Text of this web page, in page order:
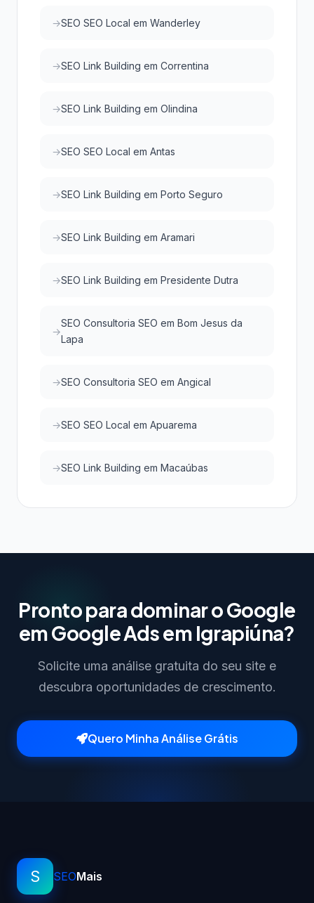
SEO SEO Local em Wanderley
SEO Link Building em Correntina
SEO Link Building em Olindina
SEO SEO Local em Antas
SEO Link Building em Porto Seguro
SEO Link Building em Aramari
SEO Link Building em Presidente Dutra
SEO Consultoria SEO em Bom Jesus da
Lapa
SEO Consultoria SEO em Angical
SEO SEO Local em Apuarema
SEO Link Building em Macaúbas
Pronto para dominar o Google
em Google Ads em Igrapiúna?
Solicite uma análise gratuita do seu site e
descubra oportunidades de crescimento.
Quero Minha Análise Grátis
S SEOMais